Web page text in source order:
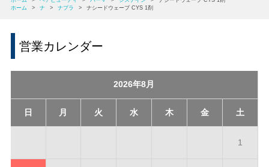
ホーム
> ナ > ナプラ > ナシードウェーブ CYS 1剤
営業カレンダー
2026年8月
日 月 火 水 木 金 土
1